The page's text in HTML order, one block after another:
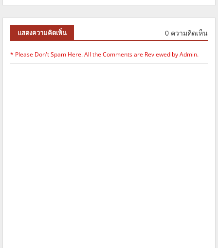
แสดงความคิดเห็น 0 ความคิดเห็น
* Please Don't Spam Here. All the Comments are Reviewed by Admin.